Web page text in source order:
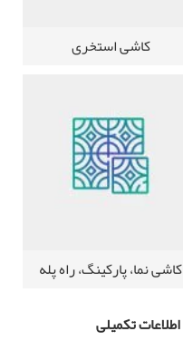
کاشی استخری
کاشی نما، پارکینگ، راه پله
اطلاعات تکمیلی